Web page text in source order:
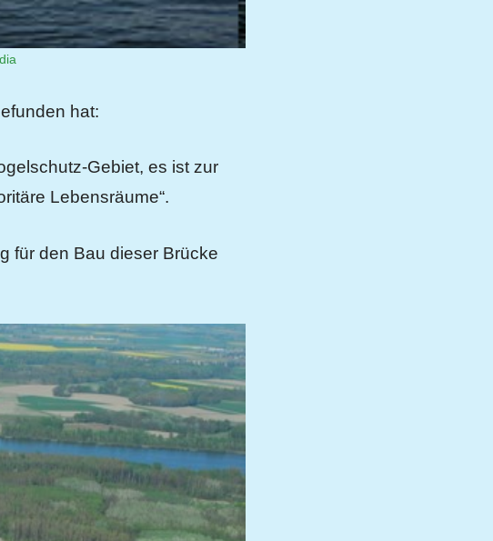
hat:
Gebiet, es ist zur
Lebensräume“.
für den Bau dieser Brücke